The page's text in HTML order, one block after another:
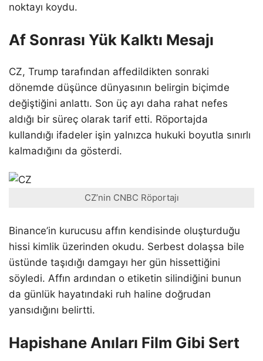
noktayı koydu.
Af Sonrası Yük Kalktı Mesajı
CZ, Trump tarafından affedildikten sonraki
dönemde düşünce dünyasının belirgin biçimde
değiştiğini anlattı. Son üç ayı daha rahat nefes
aldığı bir süreç olarak tarif etti. Röportajda
kullandığı ifadeler işin yalnızca hukuki boyutla sınırlı
kalmadığını da gösterdi.
CZ’nin CNBC Röportajı
Binance’in kurucusu affın kendisinde oluşturduğu
hissi kimlik üzerinden okudu. Serbest dolaşsa bile
üstünde taşıdığı damgayı her gün hissettiğini
söyledi. Affın ardından o etiketin silindiğini bunun
da günlük hayatındaki ruh haline doğrudan
yansıdığını belirtti.
Hapishane Anıları Film Gibi Sert